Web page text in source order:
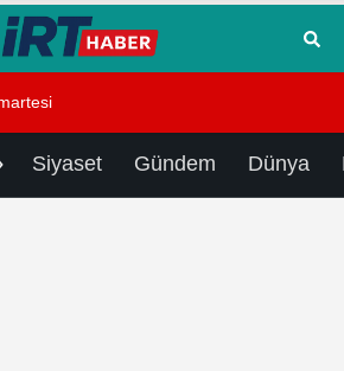
Siyaset Gündem Dünya